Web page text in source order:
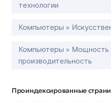
технологии
Компьютеры »
Компьютеры » Мощность
производительность
Проиндексированные